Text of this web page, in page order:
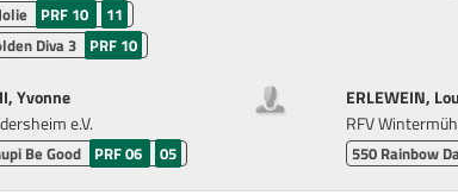
PRF 10
11
Diva 3 PRF 10
Yvonne
e.V.
Be Good PRF 06 05
ERLEWEIN,
RFV
550 Rainbow